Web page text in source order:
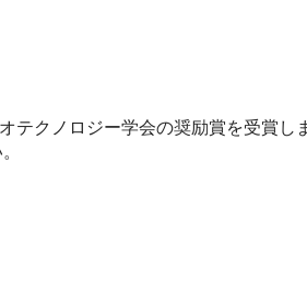
テクノロジー学会の奨励賞を受賞し